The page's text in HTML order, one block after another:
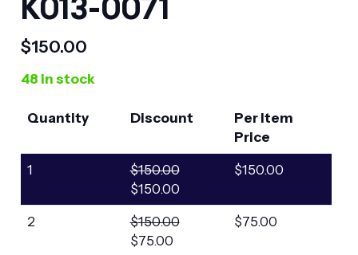
$150.00
48 in stock
Quantity Discount
Per Item
Price
1 $150.00
$150.00
$150.00
2 $150.00
$75.00
$75.00